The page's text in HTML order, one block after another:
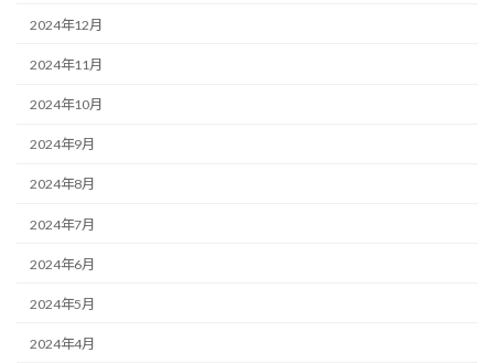
2024年12月
2024年11月
2024年10月
2024年9月
2024年8月
2024年7月
2024年6月
2024年5月
2024年4月